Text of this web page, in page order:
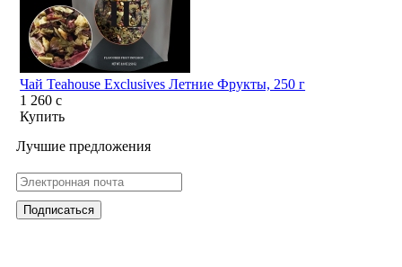
Чай Teahouse Exclusives Летние Фрукты, 250 г
1 260c
Купить
Лучшие предложения